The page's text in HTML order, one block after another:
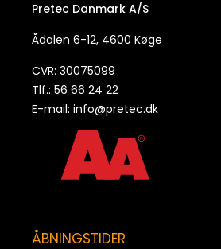
Pretec Danmark A/S
Ådalen 6-12, 4600 Køge
CVR: 30075099
Tlf.: 56 66 24 22
E-mail: info@pretec.dk
ÅBNINGSTIDER